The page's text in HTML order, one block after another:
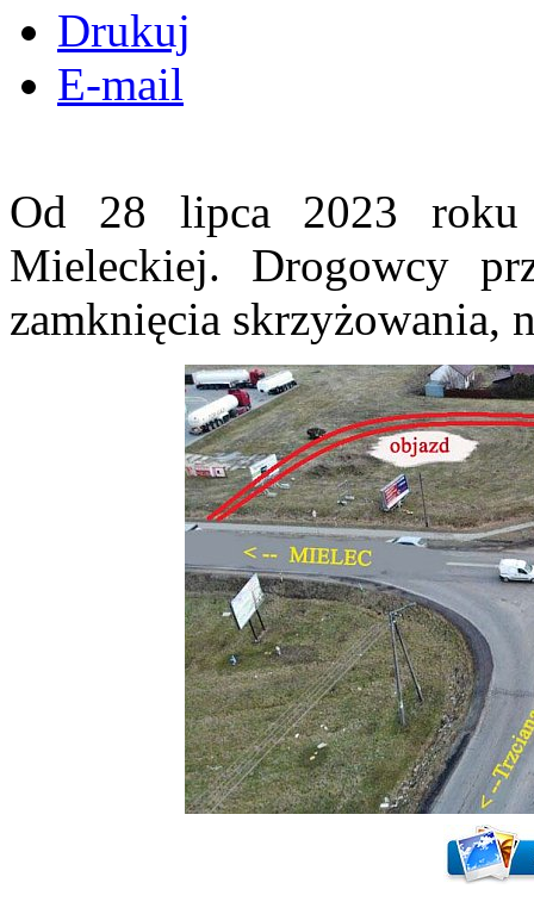
Drukuj
E-mail
Od 28 lipca 2023
Mieleckiej. Drogowcy
zamknięcia skrzyżowania,